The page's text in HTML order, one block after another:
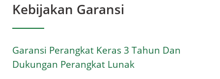
Kebijakan Garansi
Garansi Perangkat Keras 3 Tahun Dan
Dukungan Perangkat Lunak